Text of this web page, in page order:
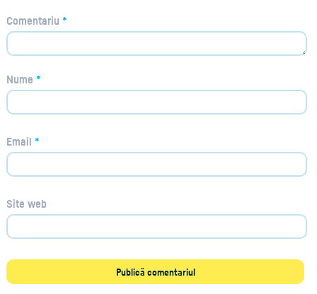
Comentariu *
Nume *
Email *
Site web